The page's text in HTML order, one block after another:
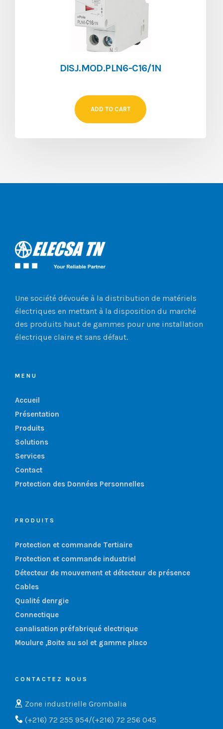
DISJ.MOD.PLN6-C16/1N
ADD TO CART
Une société dévouée à la distribution de matériels
électriques en mettant à la disposition du marché
des produits haut de gammes pour une installation
électrique claire et sans défaut.
MENU
Accueil
Présentation
Produits
Solutions
Services
Contact
Protection des Données Personnelles
PRODUITS
Protection et commande Tertiaire
Protection et commande industriel
Détecteur de mouvement et détecteur de présence
Cables
Qualité denrgie
Connectique
canalisation préfabriqué electrique
Moulure ,Boite au sol et gamme placo
CONTACTEZ NOUS
Zone industrielle Grombalia
(+216) 72 255 954/(+216) 72 256 045